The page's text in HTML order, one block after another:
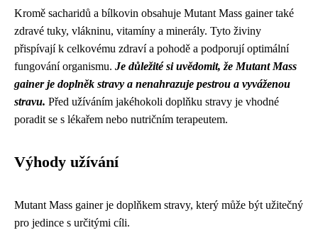
Kromě sacharidů a bílkovin obsahuje Mutant Mass gainer také
zdravé tuky, vlákninu, vitamíny a minerály. Tyto živiny
přispívají k celkovému zdraví a pohodě a podporují optimální
fungování organismu. Je důležité si uvědomit, že Mutant Mass
gainer je doplněk stravy a nenahrazuje pestrou a vyváženou
stravu. Před užíváním jakéhokoli doplňku stravy je vhodné
poradit se s lékařem nebo nutričním terapeutem.
Výhody užívání
Mutant Mass gainer je doplňkem stravy, který může být užitečný
pro jedince s určitými cíli.